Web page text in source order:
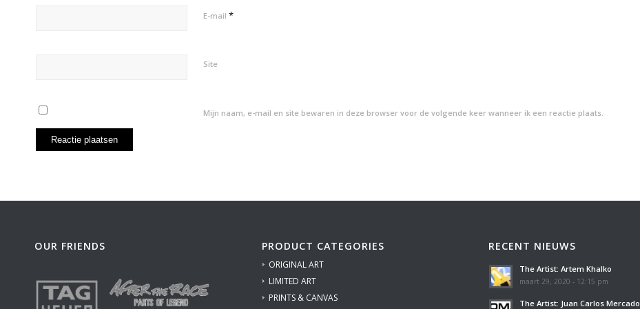
E-mail *
Site
Mijn naam, e-mail en site bewaren in deze browser voor de volgende keer wanneer ik een reactie plaats.
OUR FRIENDS PRODUCT CATEGORIES
ORIGINAL ART
LIMITED ART
PRINTS & CANVAS
RECENT NIEUWS
The Artist: Artem Khalko
maart 29, 2020 - 12:15 pm
The Artist: Juan Carlos Mercado